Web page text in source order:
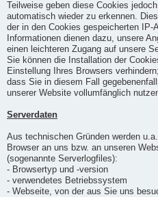
Teilweise geben diese Cookies
automatisch wieder zu erkennen.
der in den Cookies gespeicherten IP-
Informationen dienen dazu, unsere
einen leichteren Zugang auf unsere
Sie können die Installation der
Einstellung Ihres Browsers
dass Sie in diesem Fall
unserer Website vollumfänglich
Serverdaten
Aus technischen Gründen werden
Browser an uns bzw. an unseren
(sogenannte Serverlogfiles):
- Browsertyp und -version
- verwendetes Betriebssystem
- Webseite, von der aus Sie uns